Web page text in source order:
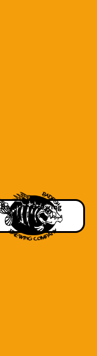
BadFish Brewing
Saint-Prex, VD
badfish.ch